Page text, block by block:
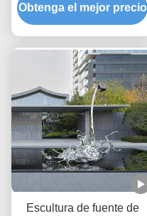
jardín al aire libre
personalizada diseñada
paisaje y mejoras del
patio
Obtenga el mejor precio
Escultura de fuente de